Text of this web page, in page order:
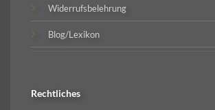
Widerrufsbelehrung
Blog/Lexikon
Rechtliches